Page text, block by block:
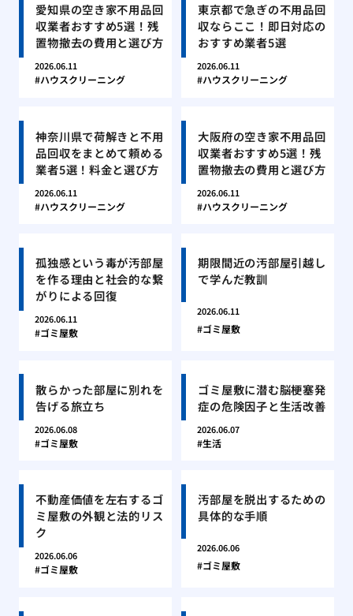
愛知県の空き家不用品回
収業者おすすめ5選！残
置物撤去の費用と選び方
2026.06.11
ハウスクリーニング
東京都で急ぎの不用品回
収ならここ！即日対応の
おすすめ業者5選
2026.06.11
ハウスクリーニング
神奈川県で荷解きと不用
品回収をまとめて頼める
業者5選！料金と選び方
2026.06.11
ハウスクリーニング
大阪府の空き家不用品回
収業者おすすめ5選！残
置物撤去の費用と選び方
2026.06.11
ハウスクリーニング
孤独感という毒が汚部屋
を作る理由と社会的な繋
がりによる回復
2026.06.11
ゴミ屋敷
期限間近の汚部屋引越し
で学んだ教訓
2026.06.11
ゴミ屋敷
散らかった部屋に別れを
告げる旅立ち
2026.06.08
ゴミ屋敷
ゴミ屋敷に潜む脳梗塞発
症の危険因子と生活改善
2026.06.07
生活
不動産価値を左右するゴ
ミ屋敷の外観と法的リス
ク
2026.06.06
ゴミ屋敷
汚部屋を脱出するための
具体的な手順
2026.06.06
ゴミ屋敷